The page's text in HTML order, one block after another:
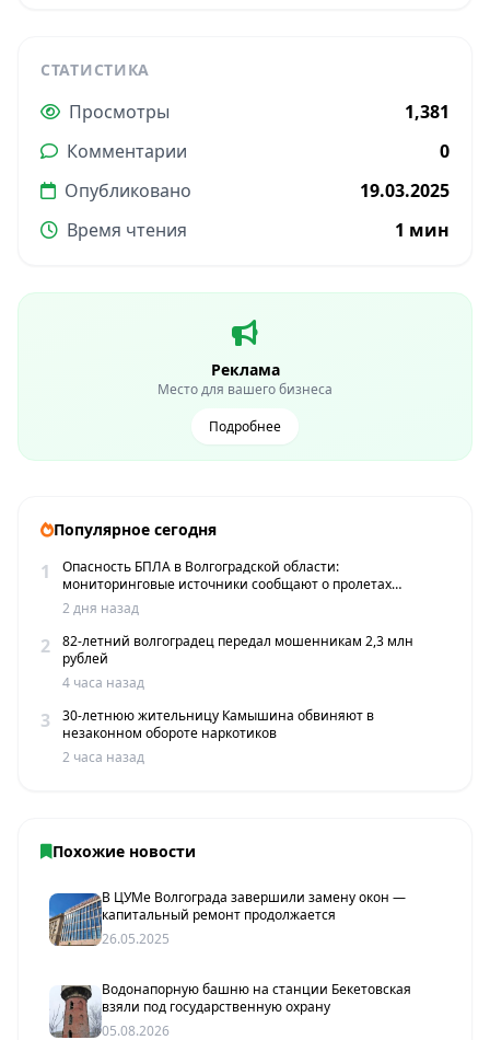
СТАТИСТИКА
Просмотры
1,381
Комментарии
0
Опубликовано
19.03.2025
Время чтения
1 мин
Реклама
Место для вашего бизнеса
Подробнее
Популярное сегодня
1
Опасность БПЛА в Волгоградской области:
мониторинговые источники сообщают о пролетах
беспилотников
2 дня назад
2
82-летний волгоградец передал мошенникам 2,3 млн
рублей
4 часа назад
3
30-летнюю жительницу Камышина обвиняют в
незаконном обороте наркотиков
2 часа назад
Похожие новости
В ЦУМе Волгограда завершили замену окон —
капитальный ремонт продолжается
26.05.2025
Водонапорную башню на станции Бекетовская
взяли под государственную охрану
05.08.2026